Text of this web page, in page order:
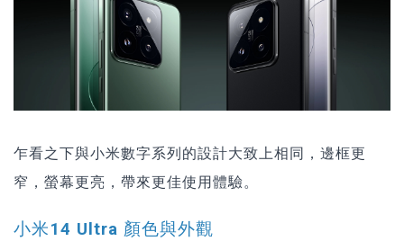
乍看之下與小米數字系列的設計大致上相同，邊框更
窄，螢幕更亮，帶來更佳使用體驗。
小米14 Ultra 顏色與外觀